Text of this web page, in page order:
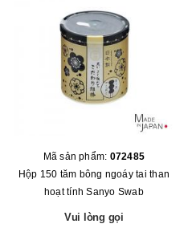
Mã sản phẩm: 072485
Hộp 150 tăm bông ngoáy tai than
hoạt tính Sanyo Swab
Vui lòng gọi